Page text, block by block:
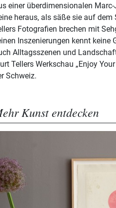
einer überdimensionalen
heraus, als säße sie auf
Fotografien brechen mit
Inszenierungen kennt keine
Alltagsszenen und
Tellers Werkschau „Enjoy
Schweiz.
Kunst entdecken